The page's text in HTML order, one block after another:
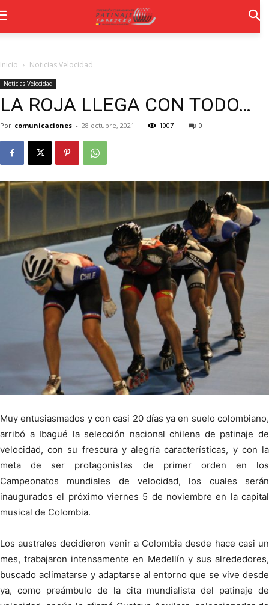
Inicio Noticias Velocidad
Noticias Velocidad
LA ROJA LLEGA CON TODO…
Por comunicaciones - 28 octubre, 2021 1007 0
Muy entusiasmados y con casi 20 días ya en suelo colombiano,
arribó a Ibagué la selección nacional chilena de patinaje de
velocidad, con su frescura y alegría características, y con la
meta de ser protagonistas de primer orden en los
Campeonatos mundiales de velocidad, los cuales serán
inaugurados el próximo viernes 5 de noviembre en la capital
musical de Colombia.
Los australes decidieron venir a Colombia desde hace casi un
mes, trabajaron intensamente en Medellín y sus alrededores,
buscado aclimatarse y adaptarse al entorno que se vive desde
ya, como preámbulo de la cita mundialista del patinaje de